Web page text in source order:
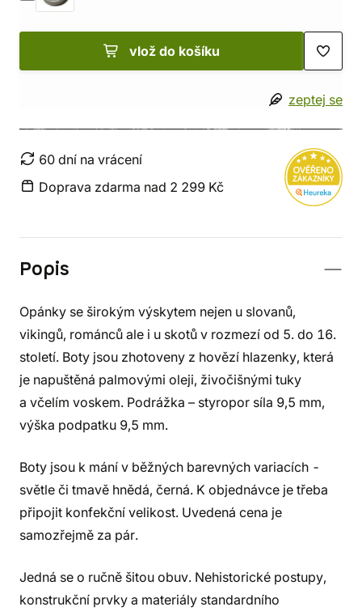
vlož do košíku
zeptej se
60 dní na vrácení
Doprava zdarma nad 2 299 Kč
Popis
Opánky se širokým výskytem nejen u slovanů,
vikingů, románců ale i u skotů v rozmezí od 5. do 16.
století. Boty jsou zhotoveny z hovězí hlazenky, která
je napuštěná palmovými oleji, živočišnými tuky
a včelím voskem. Podrážka – styropor síla 9,5 mm,
výška podpatku 9,5 mm.
Boty jsou k mání v běžných barevných variacích -
světle či tmavě hnědá, černá. K objednávce je třeba
připojit konfekční velikost. Uvedená cena je
samozřejmě za pár.
Jedná se o ručně šitou obuv. Nehistorické postupy,
konstrukční prvky a materiály standardního